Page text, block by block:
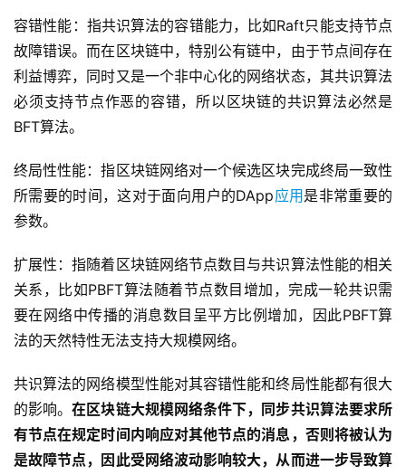
容错性能：指共识算法的容错能力，比如Raft只能支持节点
故障错误。而在区块链中，特别公有链中，由于节点间存在
利益博弈，同时又是一个非中心化的网络状态，其共识算法
必须支持节点作恶的容错，所以区块链的共识算法必然是
BFT算法。
终局性性能：指区块链网络对一个候选区块完成终局一致性
所需要的时间，这对于面向用户的DApp应用 是非常重要的
参数。
扩展性：指随着区块链网络节点数目与共识算法性能的相关
关系，比如PBFT算法随着节点数目增加，完成一轮共识需
要在网络中传播的消息数目呈平方比例增加，因此PBFT算
法的天然特性无法支持大规模网络。
共识算法的网络模型性能对其容错性能和终局性能都有很大
的影响。在区块链大规模网络条件下，同步共识算法要求所
有节点在规定时间内响应对其他节点的消息，否则将被认为
是故障节点，因此受网络波动影响较大，从而进一步导致算